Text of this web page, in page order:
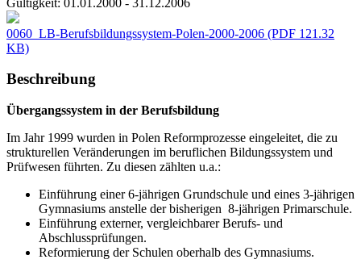
0060_LB-Berufsbildungssystem-Polen-2000-2006 (PDF 121.32
KB)
Beschreibung
Übergangssystem in der Berufsbildung
Im Jahr 1999 wurden in Polen Reformprozesse eingeleitet, die zu
strukturellen Veränderungen im beruflichen Bildungssystem und
Prüfwesen führten. Zu diesen zählten u.a.:
Einführung einer 6-jährigen Grundschule und eines 3-jährigen
Gymnasiums anstelle der bisherigen 8-jährigen Primarschule.
Einführung externer, vergleichbarer Berufs- und
Abschlussprüfungen.
Reformierung der Schulen oberhalb des Gymnasiums.